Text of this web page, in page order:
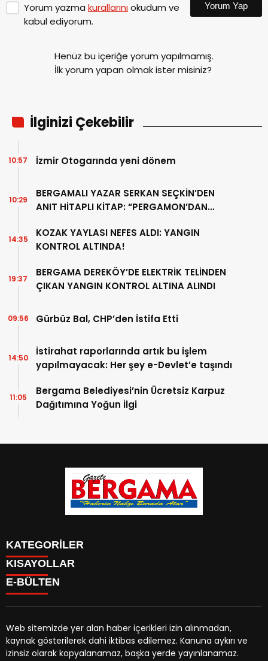
Yorum yazma kurallarınıokudum ve
kabul ediyorum.
Yorum Yap
Henüz bu içeriğe yorum yapılmamış.
İlk yorum yapan olmak ister misiniz?
İlginizi Çekebilir
İzmir Otogarında yeni dönem
10:57
BERGAMALI YAZAR SERKAN SEÇKİN’DEN
ANIT HİTAPLI KİTAP: “PERGAMON’DAN
10:29
KOZAK YAYLASI NEFES ALDI: YANGIN
KONTROL ALTINDA!
14:35
BERGAMA DEREKÖY’DE ELEKTRİK TELİNDEN
ÇIKAN YANGIN KONTROL ALTINA ALINDI
19:37
Gürbüz Bal, CHP’den İstifa Etti
09:56
İstirahat raporlarında artık bu işlem
yapılmayacak: Her şey e-Devlet’e taşındı
14:50
Bergama Belediyesi’nin Ücretsiz Karpuz
Dağıtımına Yoğun İlgi
11:05
KATEGORİLER
CANLI YAYIN
BURÇLAR
CANLI SONUÇLAR
HAVA DURUMU
CANLI TV
KISAYOLLAR
Menü seçimi yapın. WP-ADMIN → Görünüm → Menüler
sayfasından menü eşleştirmesi yapınız.
E-BÜLTEN
gazetebergama.com.tre-bültenine abone olarak,
tarafınıza haber, duyuru ve kampanya içerikli e-postaların
Web sitemizde yer alan haber içerikleri izin alınmadan,
kaynak gösterilerek dahi iktibas edilemez. Kanuna aykırı ve
izinsiz olarak kopyalanamaz, başka yerde yayınlanamaz.